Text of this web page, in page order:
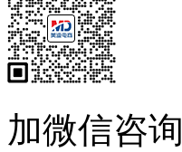
加微信咨询